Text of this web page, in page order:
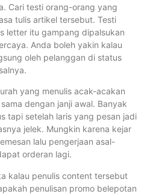
Cari testi orang-orang yang
tulis artikel tersebut. Testi
letter itu gampang dipalsukan
Anda boleh yakin kalau
oleh pelanggan di status
yang menulis acak-acakan
dengan janji awal. Banyak
tapi setelah laris yang pesan jadi
jelek. Mungkin karena kejar
lalu pengerjaan asal-
orderan lagi.
kalau penulis content tersebut
penulisan promo belepotan